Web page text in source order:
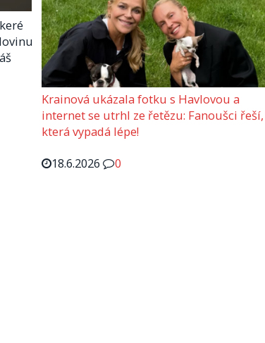
Krainová ukázala fotku s Havlovou a
internet se utrhl ze řetězu: Fanoušci řeší,
která vypadá lépe!
18.6.2026
0